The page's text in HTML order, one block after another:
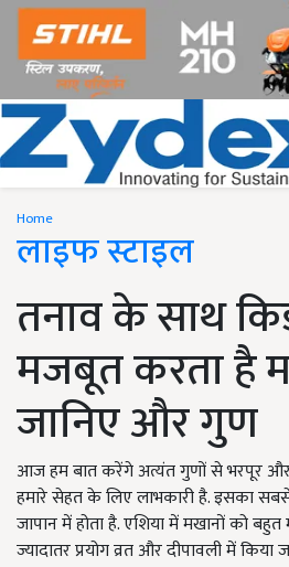
Home
लाइफ स्टाइल
तनाव के साथ
मजबूत करता है
जानिए और गुण
आज हम बात करेंगे अत्यंत गुणों से भरपूर
हमारे सेहत के लिए लाभकारी है. इसका सबसे
जापान में होता है. एशिया में मखानों को बहुत
ज्यादातर प्रयोग व्रत और दीपावली में किया